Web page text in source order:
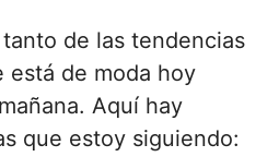
de las tendencias
está de moda hoy
Aquí hay
que estoy siguiendo: